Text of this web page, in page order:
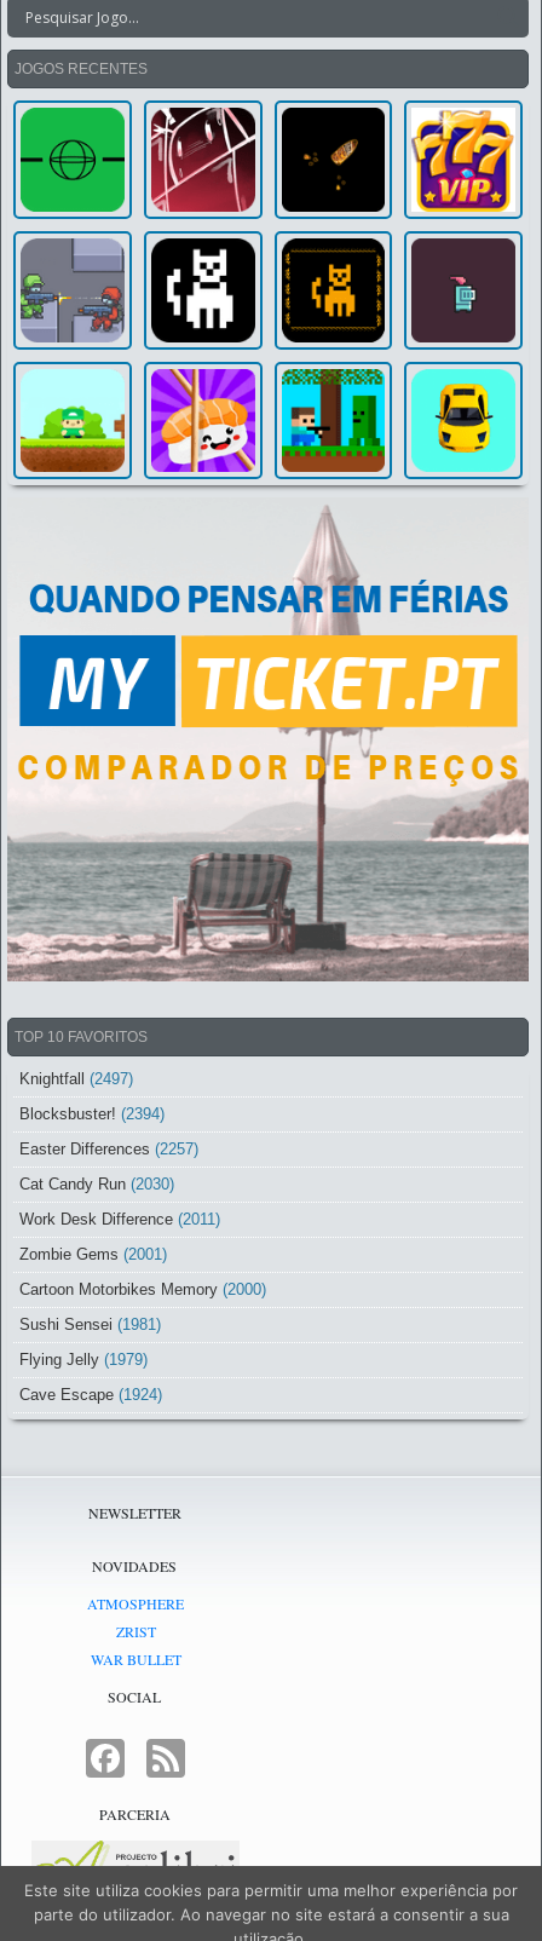
JOGOS RECENTES
TOP 10 FAVORITOS
Knightfall (2497)
Blocksbuster! (2394)
Easter Differences (2257)
Cat Candy Run (2030)
Work Desk Difference (2011)
Zombie Gems (2001)
Cartoon Motorbikes Memory (2000)
Sushi Sensei (1981)
Flying Jelly (1979)
Cave Escape (1924)
NEWSLETTER
NOVIDADES
ATMOSPHERE
ZRIST
WAR BULLET
SOCIAL
FACEBOOK
PARCERIA
Este site utiliza cookies para permitir uma melhor experiência por
parte do utilizador. Ao navegar no site estará a consentir a sua